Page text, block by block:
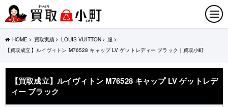
HOME 買取実績 LOUIS VUITTON
服
【買取成立】ルイヴィトン M76528 キャップ LV ゲットレディー ブラック｜買取小町
【買取成立】ルイヴィトン M76528 キャップ LV ゲットレデ
ィー ブラック